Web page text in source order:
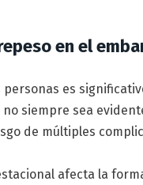
en el
es
siempre sea
de múltiples
afecta la